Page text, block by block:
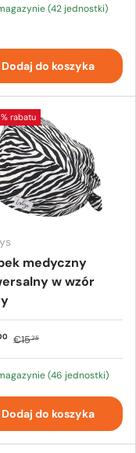
(42 jednostki)
Dodaj do koszyka
rabatu
medyczny
w wzór
€1525
(46 jednostki)
Dodaj do koszyka